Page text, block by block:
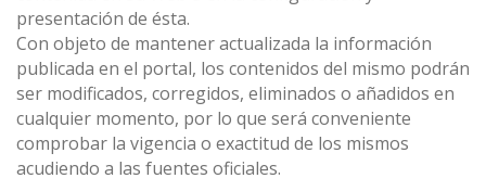
presentación de ésta.
Con objeto de mantener actualizada la información
publicada en el portal, los contenidos del mismo podrán
ser modificados, corregidos, eliminados o añadidos en
cualquier momento, por lo que será conveniente
comprobar la vigencia o exactitud de los mismos
acudiendo a las fuentes oficiales.